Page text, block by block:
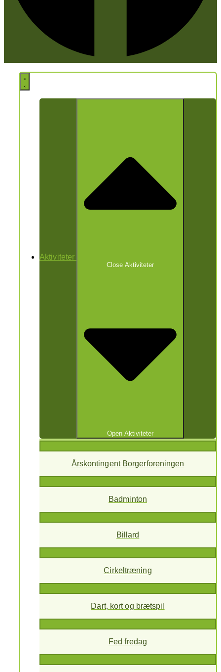
Aktiviteter
Close Aktiviteter
Open Aktiviteter
Årskontingent Borgerforeningen
Badminton
Billard
Cirkeltræning
Dart, kort og brætspil
Fed fredag